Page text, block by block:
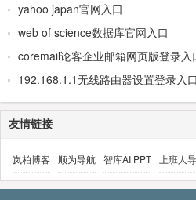
yahoo japan官网入口
web of science数据库官网入口
coremail论客企业邮箱网页版登录入
192.168.1.1无线路由器设置登录入口
友情链接
岚柏博客 顺为导航 智库AI PPT 上班人